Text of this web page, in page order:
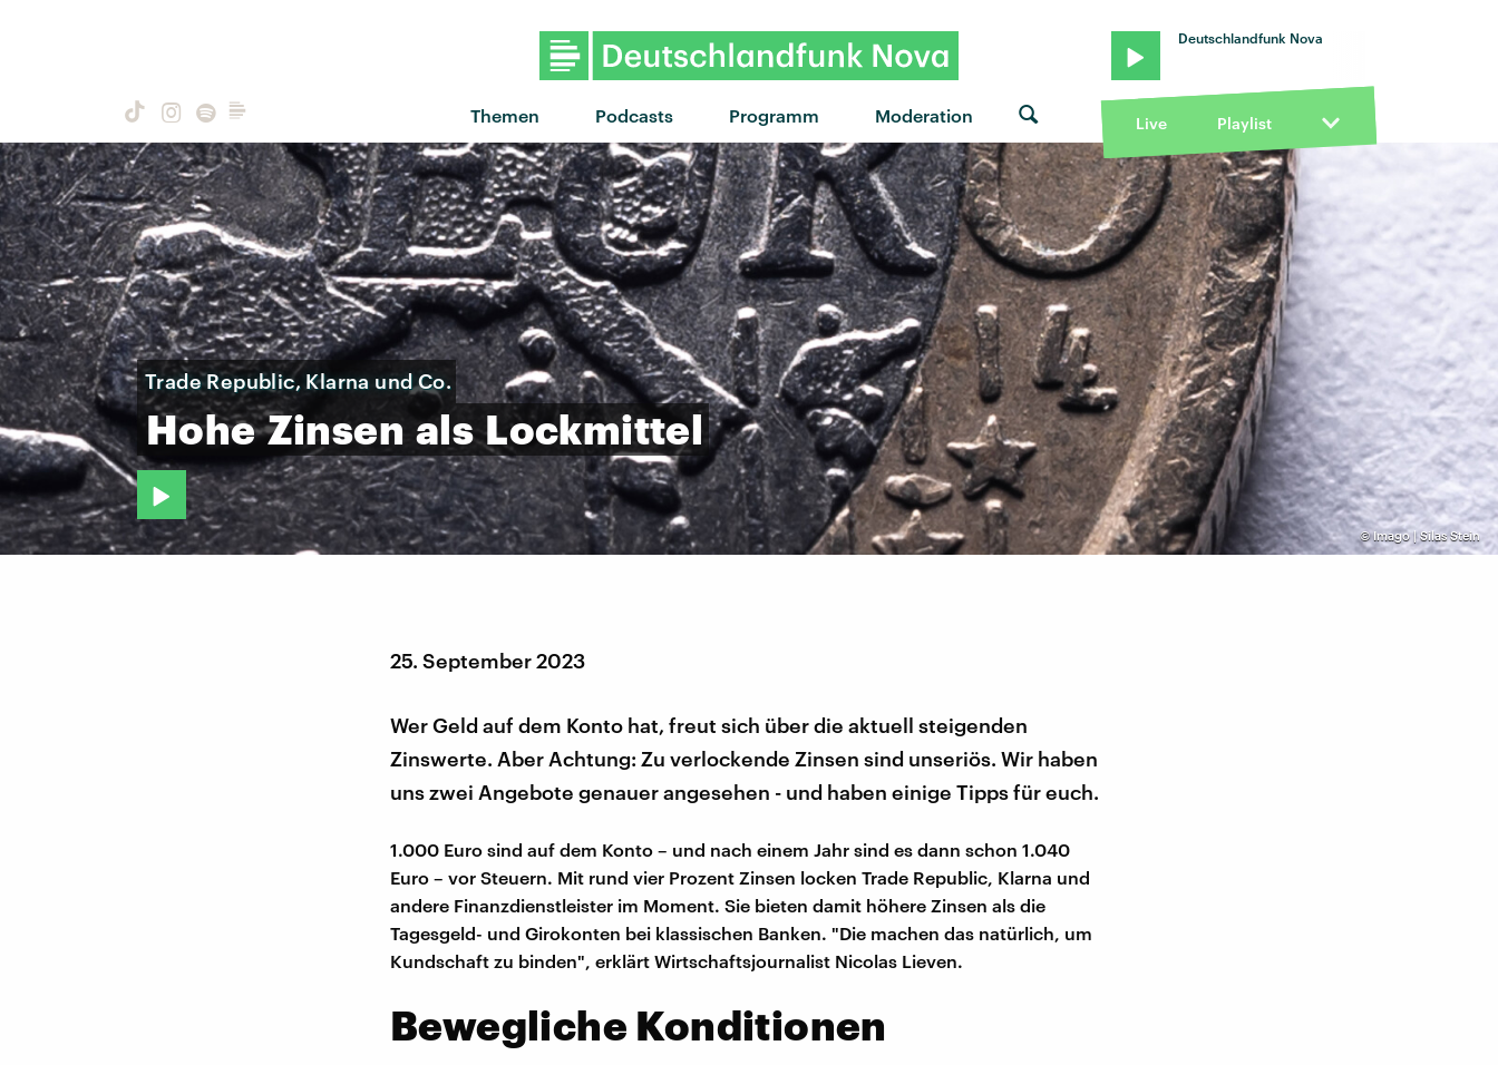
Themen Podcasts Programm Moderation
Deutschlandfunk Nova
Live Playlist
©Imago | Silas Stein
Trade Republic, Klarna und Co.
Hohe Zinsen als Lockmittel
25. September 2023
Wer Geld auf dem Konto hat, freut sich über die aktuell steigenden
Zinswerte. Aber Achtung: Zu verlockende Zinsen sind unseriös. Wir haben
uns zwei Angebote genauer angesehen - und haben einige Tipps für euch.
1.000 Euro sind auf dem Konto – und nach einem Jahr sind es dann schon 1.040
Euro – vor Steuern. Mit rund vier Prozent Zinsen locken Trade Republic, Klarna und
andere Finanzdienstleister im Moment. Sie bieten damit höhere Zinsen als die
Tagesgeld- und Girokonten bei klassischen Banken. "Die machen das natürlich, um
Kundschaft zu binden", erklärt Wirtschaftsjournalist Nicolas Lieven.
Bewegliche Konditionen